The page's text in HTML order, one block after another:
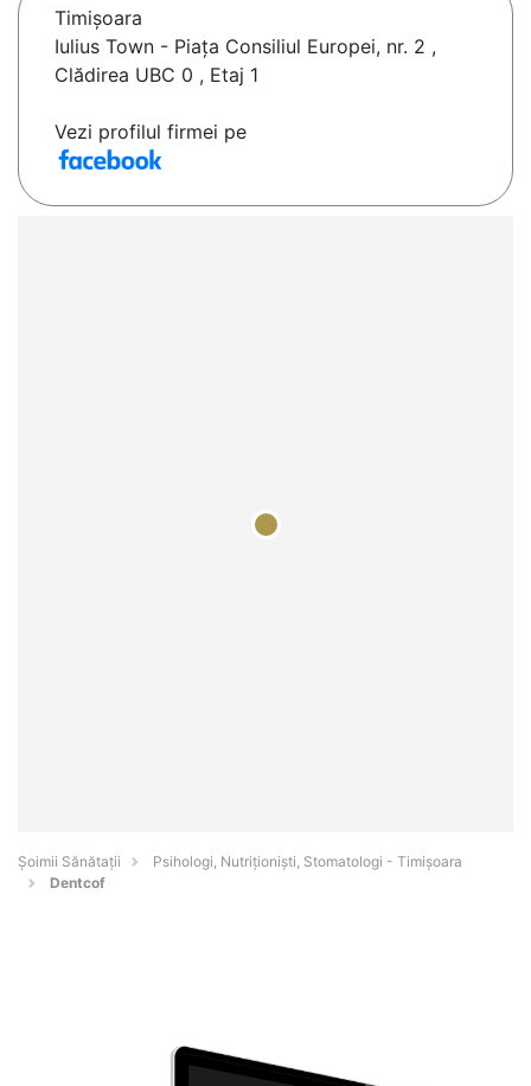
Timişoara
Iulius Town - Piața Consiliul Europei, nr. 2 ,
Clădirea UBC 0 , Etaj 1
Vezi profilul firmei pe
Şoimii Sănătații
Psihologi, Nutriționiști, Stomatologi - Timişoara
Dentcof